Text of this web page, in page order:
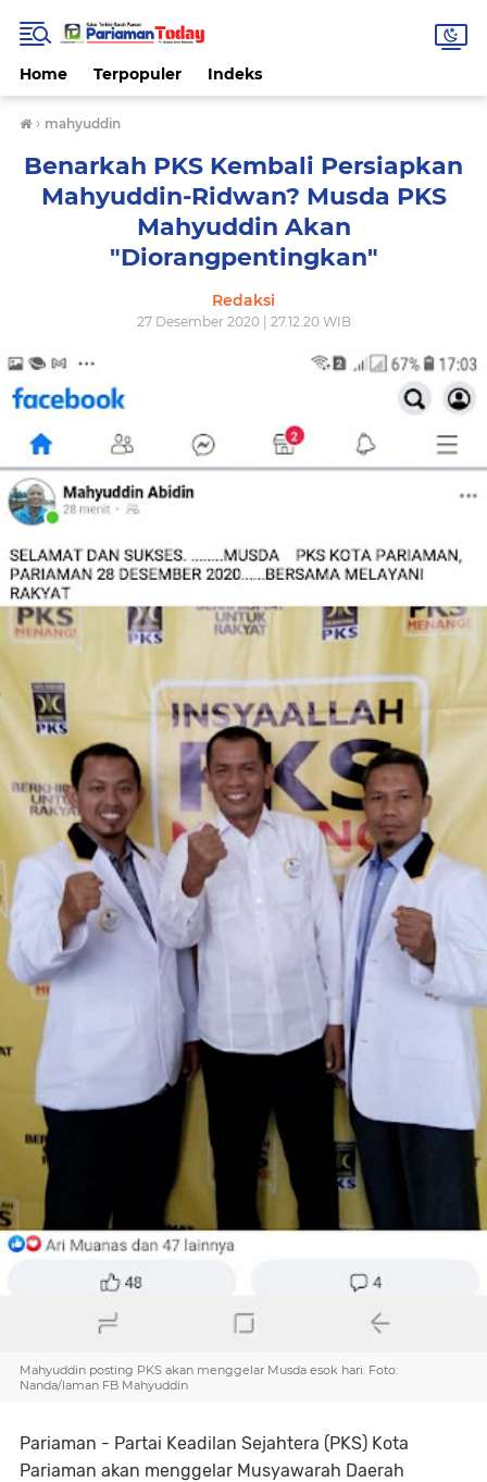
Home Terpopuler Indeks
› mahyuddin
Benarkah PKS Kembali Persiapkan
Mahyuddin-Ridwan? Musda PKS
Mahyuddin Akan
"Diorangpentingkan"
Redaksi
27 Desember 2020 | 27.12.20 WIB
Mahyuddin posting PKS akan menggelar Musda esok hari. Foto:
Nanda/laman FB Mahyuddin
Pariaman - Partai Keadilan Sejahtera (PKS) Kota
Pariaman akan menggelar Musyawarah Daerah